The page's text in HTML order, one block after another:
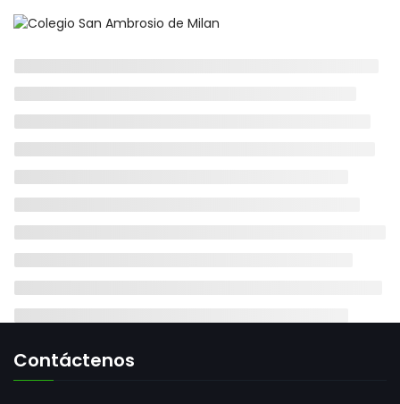
Web Development
Contáctenos